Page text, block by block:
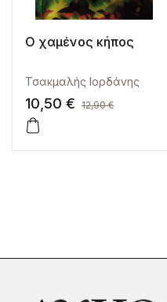
Ο χαμένος κήπος
Τσακμαλής Ιορδάνης
10,50 € 12,90€